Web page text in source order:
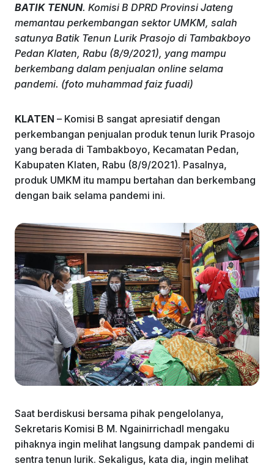
c
e
b
o
o
k
k
e
dI
n
at
s
A
p
p
e
gr
a
m
ai
l
ar
e
BATIK TENUN. Komisi B DPRD Provinsi Jateng
memantau perkembangan sektor UMKM, salah
satunya Batik Tenun Lurik Prasojo di Tambakboyo
Pedan Klaten, Rabu (8/9/2021), yang mampu
berkembang dalam penjualan online selama
pandemi. (foto muhammad faiz fuadi)
KLATEN – Komisi B sangat apresiatif dengan
perkembangan penjualan produk tenun lurik Prasojo
yang berada di Tambakboyo, Kecamatan Pedan,
Kabupaten Klaten, Rabu (8/9/2021). Pasalnya,
produk UMKM itu mampu bertahan dan berkembang
dengan baik selama pandemi ini.
Saat berdiskusi bersama pihak pengelolanya,
Sekretaris Komisi B M. Ngainirrichadl mengaku
pihaknya ingin melihat langsung dampak pandemi di
sentra tenun lurik. Sekaligus, kata dia, ingin melihat